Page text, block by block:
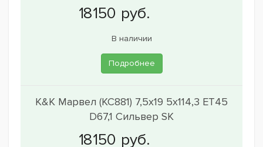
В наличии
Подробнее
K&K Марвел (КС881) 7,5x19 5x114,3 ET45
D67,1 Сильвер SK